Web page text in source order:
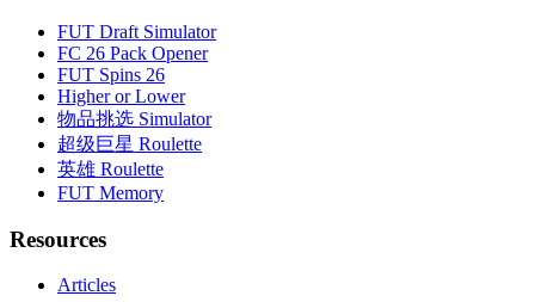
FUT Draft Simulator
FC 26 Pack Opener
FUT Spins 26
Higher or Lower
物品挑选 Simulator
超级巨星 Roulette
英雄 Roulette
FUT Memory
Resources
Articles